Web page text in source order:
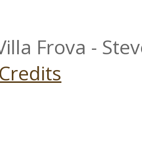
Frova -
Credits